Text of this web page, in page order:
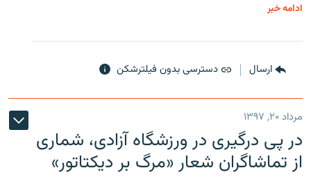
ادامه خبر
ارسال دسترسی بدون فیلترشکن
مرداد ۲۰, ۱۳۹۷
در پی درگیری در ورزشگاه آزادی، شماری
از تماشاگران شعار «مرگ بر دیکتاتور»